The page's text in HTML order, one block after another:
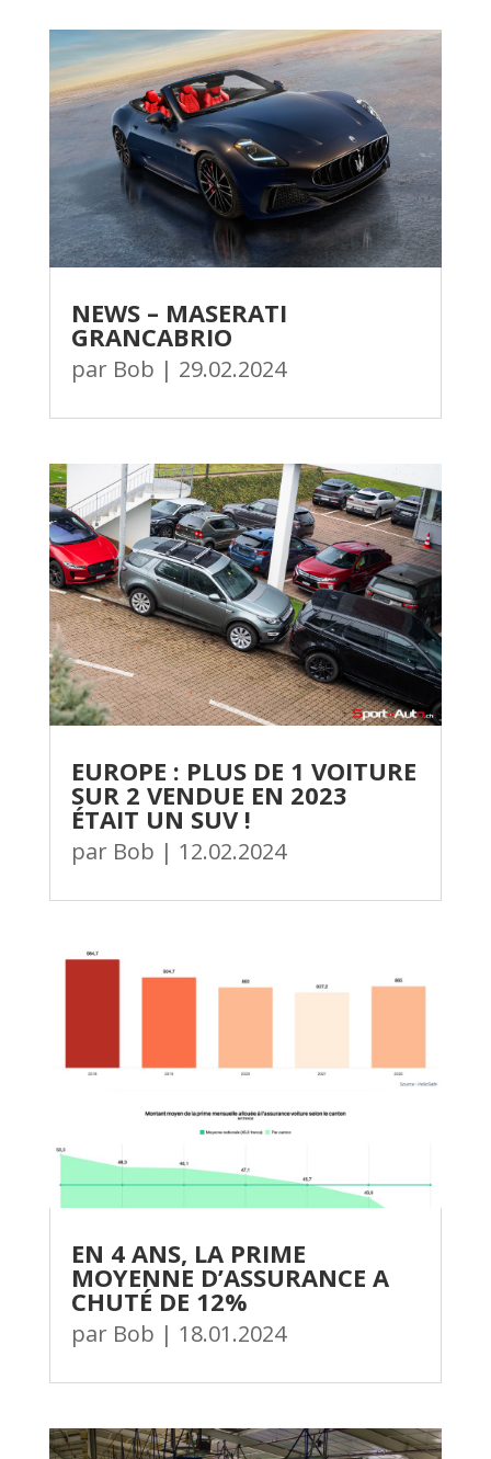
NEWS – MASERATI
GRANCABRIO
par Bob | 29.02.2024
EUROPE : PLUS DE 1 VOITURE
SUR 2 VENDUE EN 2023
ÉTAIT UN SUV !
par Bob | 12.02.2024
EN 4 ANS, LA PRIME
MOYENNE D’ASSURANCE A
CHUTÉ DE 12%
par Bob | 18.01.2024